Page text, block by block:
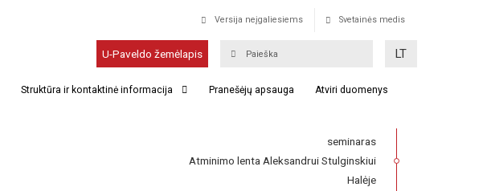
Versija neįgaliesiems Svetainės medis
U-Paveldo žemėlapis LT
Struktūra ir kontaktinė informacija Pranešėjų apsauga Atviri duomenys
Ledfordo Šv. Kazimiero
seminaras
Atminimo lenta Aleksandrui Stulginskiui
Halėje